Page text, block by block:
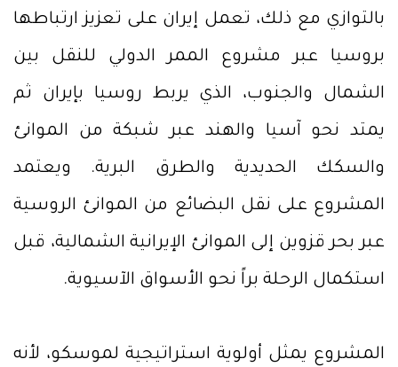
بالتوازي مع ذلك، تعمل إيران على تعزيز ارتباطها
بروسيا عبر مشروع الممر الدولي للنقل بين
الشمال والجنوب، الذي يربط روسيا بإيران ثم
يمتد نحو آسيا والهند عبر شبكة من الموانئ
والسكك الحديدية والطرق البرية. ويعتمد
المشروع على نقل البضائع من الموانئ الروسية
عبر بحر قزوين إلى الموانئ الإيرانية الشمالية، قبل
استكمال الرحلة براً نحو الأسواق الآسيوية.
المشروع يمثل أولوية استراتيجية لموسكو، لأنه